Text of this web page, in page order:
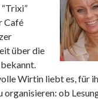
Café
über die
Wirtin liebt es, für
organisieren: ob